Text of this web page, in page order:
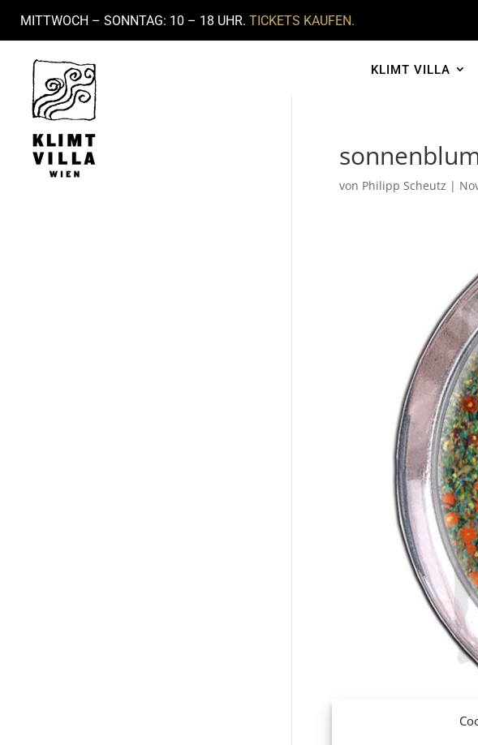
MITTWOCH – SONNTAG: 10 – 18 UHR. TICKETS KAUFEN.
KLIMT VILLA
von Philipp Scheutz |